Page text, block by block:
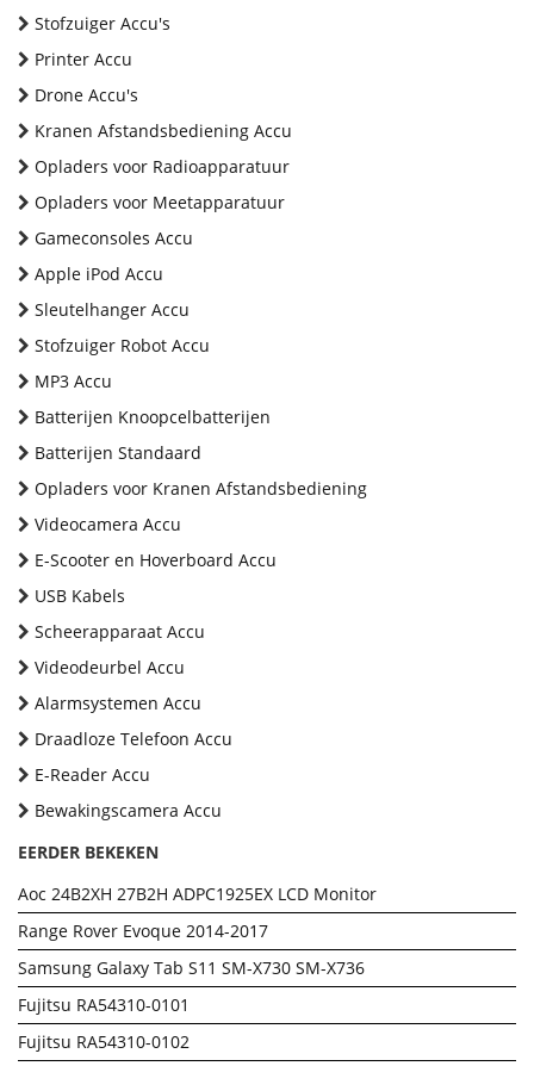
Stofzuiger Accu's
Printer Accu
Drone Accu's
Kranen Afstandsbediening Accu
Opladers voor Radioapparatuur
Opladers voor Meetapparatuur
Gameconsoles Accu
Apple iPod Accu
Sleutelhanger Accu
Stofzuiger Robot Accu
MP3 Accu
Batterijen Knoopcelbatterijen
Batterijen Standaard
Opladers voor Kranen Afstandsbediening
Videocamera Accu
E-Scooter en Hoverboard Accu
USB Kabels
Scheerapparaat Accu
Videodeurbel Accu
Alarmsystemen Accu
Draadloze Telefoon Accu
E-Reader Accu
Bewakingscamera Accu
EERDER BEKEKEN
Aoc 24B2XH 27B2H ADPC1925EX LCD Monitor
Range Rover Evoque 2014-2017
Samsung Galaxy Tab S11 SM-X730 SM-X736
Fujitsu RA54310-0101
Fujitsu RA54310-0102